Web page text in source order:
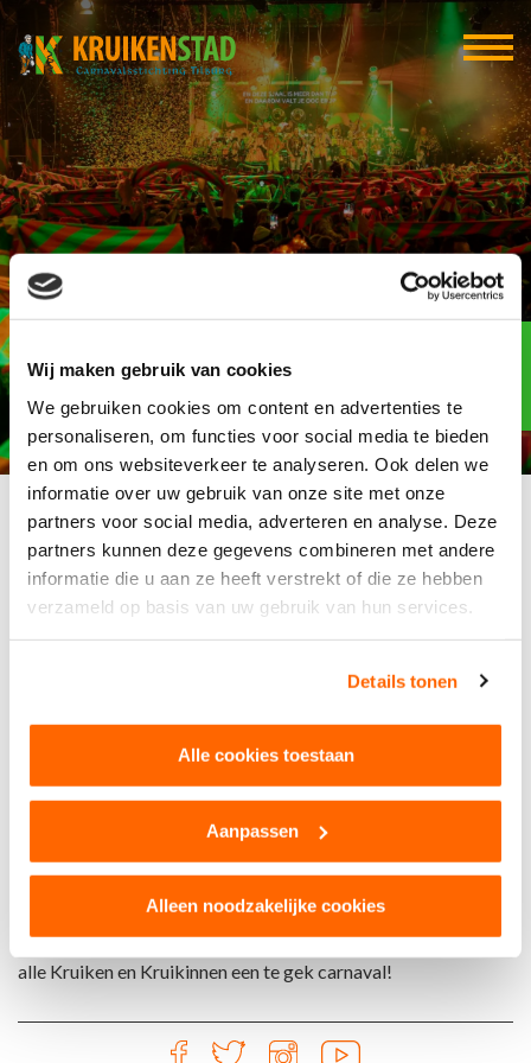
Wij maken gebruik van cookies
We gebruiken cookies om content en advertenties te
personaliseren, om functies voor social media te bieden
en om ons websiteverkeer te analyseren. Ook delen we
informatie over uw gebruik van onze site met onze
partners voor social media, adverteren en analyse. Deze
partners kunnen deze gegevens combineren met andere
informatie die u aan ze heeft verstrekt of die ze hebben
verzameld op basis van uw gebruik van hun services.
Details tonen
Alle cookies toestaan
Aanpassen
Alleen noodzakelijke cookies
Koninklijke Van Eerd
Wolterbeekstraat 30
maken van verpakkingen voor de farmaceutische industrie.
Wij zijn begaan met Tilburg, begaan met carnaval en wensen
alle Kruiken en Kruikinnen een te gek carnaval!
95
dagen